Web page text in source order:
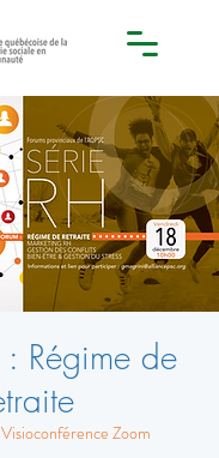
: Régime de
Visioconférence Zoom